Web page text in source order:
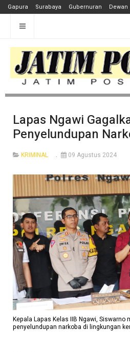
Gapura Surabaya Gubernuran Dewan
Lapas Ngawi
Penyelundupan
KRIMINAL 09 Agustus 2024
Kepala Lapas Kelas IIB Ngawi, Siswarno
penyelundupan narkoba di lingkungan